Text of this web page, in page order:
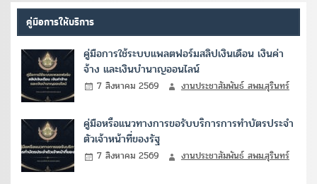
คู่มือการให้บริการ
คู่มือการใช้ระบบแพลตฟอร์มสลิปเงินเดือน เงินค่า
จ้าง และเงินบำนาญออนไลน์
7 สิงหาคม 2569 งานประชาสัมพันธ์ สพม.สุรินทร์
คู่มือหรือแนวทางการขอรับบริการการทำบัตรประจำ
ตัวเจ้าหน้าที่ของรัฐ
7 สิงหาคม 2569 งานประชาสัมพันธ์ สพม.สุรินทร์